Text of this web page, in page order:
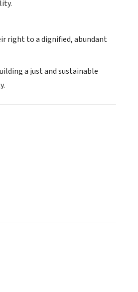
right to a dignified, abundant
a just and sustainable